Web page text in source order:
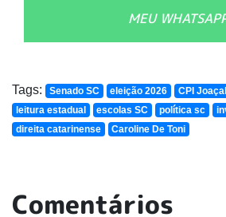
MEU
Tags: Senado SC eleição 2026 CPI
leitura estadual
escolas SC política sc
direita catarinense
Caroline De Toni
Comentários